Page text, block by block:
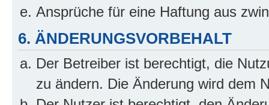
Ansprüche für eine Haftung aus
6. ÄNDERUNGSVORBEHALT
Der Betreiber ist berechtigt, die
zu ändern. Die Änderung wird dem